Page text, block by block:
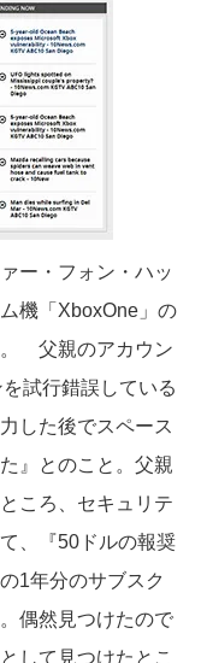
ー・フォン・ハッ
機「XboxOne」の
。 父親のアカウン
試行錯誤している
した後でスペース
』とのこと。父親
ころ、セキュリテ
、『50ドルの報奨
1年分のサブスク
偶然見つけたので
して見つけたとこ